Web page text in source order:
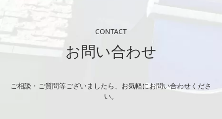
CONTACT
お問い合わせ
ご相談・ご質問等ございましたら、お気軽にお問い合わせくださ
い。